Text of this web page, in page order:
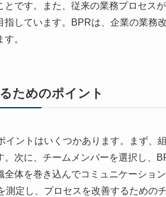
とです。また、従来の業務プロセス
指しています。BPRは、企業の業務
。
ためのポイント
イントはいくつかあります。まず、
。次に、チームメンバーを選択し、
全体を巻き込んでコミュニケーショ
定し、プロセスを改善するための